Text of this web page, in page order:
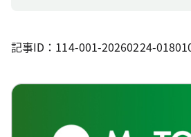
記事ID：114-001-20260224-